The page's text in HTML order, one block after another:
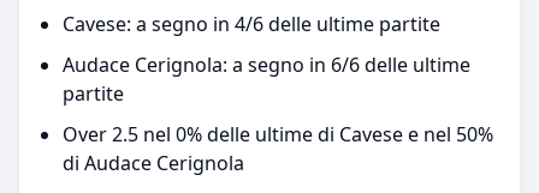
Cavese: a segno in 4/6 delle ultime partite
Audace Cerignola: a segno in 6/6 delle ultime
partite
Over 2.5 nel 0% delle ultime di Cavese e nel 50%
di Audace Cerignola